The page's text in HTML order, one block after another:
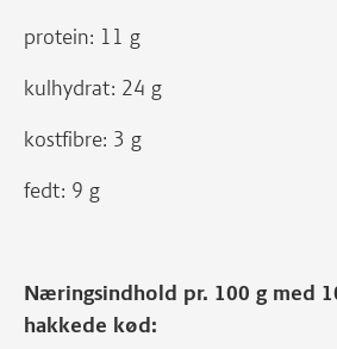
protein: 11 g
kulhydrat: 24 g
kostfibre: 3 g
fedt: 9 g
Næringsindhold pr. 100 g med
hakkede kød: